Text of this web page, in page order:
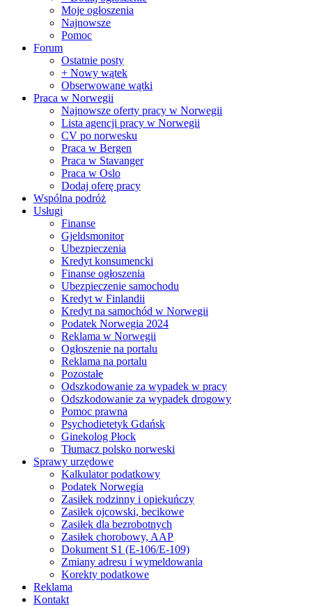
Moje ogłoszenia
Najnowsze
Pomoc
Forum
Ostatnie posty
+ Nowy wątek
Obserwowane wątki
Praca w Norwegii
Najnowsze oferty pracy w Norwegii
Lista agencji pracy w Norwegii
CV po norwesku
Praca w Bergen
Praca w Stavanger
Praca w Oslo
Dodaj oferę pracy
Wspólna podróż
Usługi
Finanse
Gjeldsmonitor
Ubezpieczenia
Kredyt konsumencki
Finanse ogłoszenia
Ubezpieczenie samochodu
Kredyt w Finlandii
Kredyt na samochód w Norwegii
Podatek Norwegia 2024
Reklama w Norwegii
Ogłoszenie na portalu
Reklama na portalu
Pozostałe
Odszkodowanie za wypadek w pracy
Odszkodowanie za wypadek drogowy
Pomoc prawna
Psychodietetyk Gdańsk
Ginekolog Płock
Tłumacz polsko norweski
Sprawy urzędowe
Kalkulator podatkowy
Podatek Norwegia
Zasiłek rodzinny i opiekuńczy
Zasiłek ojcowski, becikowe
Zasiłek dla bezrobotnych
Zasiłek chorobowy, AAP
Dokument S1 (E-106/E-109)
Zmiany adresu i wymeldowania
Korekty podatkowe
Reklama
Kontakt